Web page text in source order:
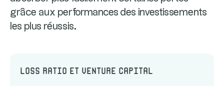
grâce aux performances des investissements
les plus réussis.
Loss Ratio et Venture Capital